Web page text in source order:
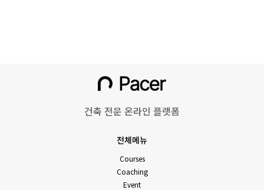
건축 전문 온라인 플랫폼
전체메뉴
Courses
Coaching
Event